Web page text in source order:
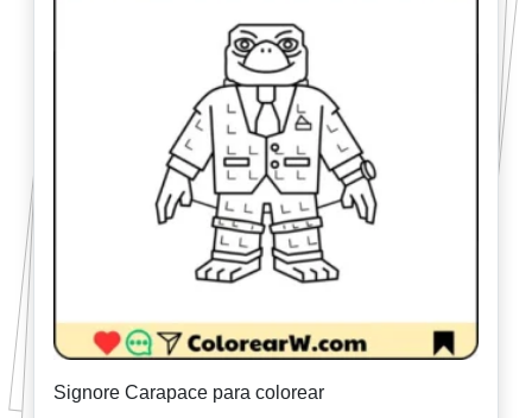
Signore Carapace para colorear